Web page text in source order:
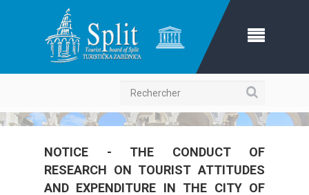
Rechercher
NOTICE - THE CONDUCT OF
RESEARCH ON TOURIST ATTITUDES
AND EXPENDITURE IN THE CITY OF